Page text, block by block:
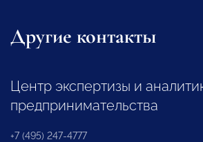
Другие контакты
Центр экспертизы и
предпринимательства
+7 (495) 247-4777